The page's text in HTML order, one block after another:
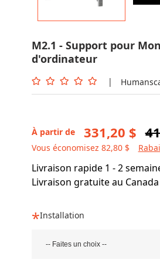
M2.1 - Support pour
d'ordinateur
|
À partir de 331,20 $
Vous économisez 82,80 $
Livraison rapide 1 - 2
Livraison gratuite au Canada
Installation